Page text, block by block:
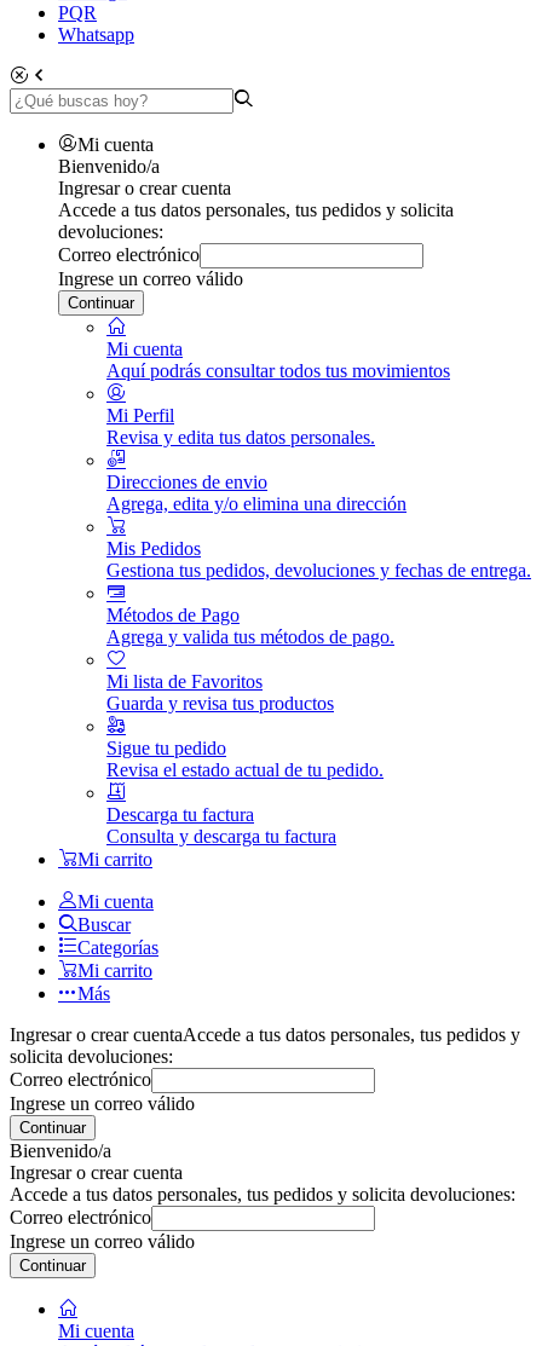
PQR
Whatsapp
Mi cuenta
Bienvenido/a
Ingresar o crear cuenta
Accede a tus datos personales, tus pedidos y solicita
devoluciones:
Correo electrónico
Ingrese un correo válido
Continuar
Mi cuenta
Aquí podrás consultar todos tus movimientos
Mi Perfil
Revisa y edita tus datos personales.
Direcciones de envio
Agrega, edita y/o elimina una dirección
Mis Pedidos
Gestiona tus pedidos, devoluciones y fechas de entrega.
Métodos de Pago
Agrega y valida tus métodos de pago.
Mi lista de Favoritos
Guarda y revisa tus productos
Sigue tu pedido
Revisa el estado actual de tu pedido.
Descarga tu factura
Consulta y descarga tu factura
Mi carrito
Mi cuenta
Buscar
Categorías
Mi carrito
Más
Ingresar o crear cuentaAccede a tus datos personales, tus pedidos y
solicita devoluciones:
Correo electrónico
Ingrese un correo válido
Continuar
Bienvenido/a
Ingresar o crear cuenta
Accede a tus datos personales, tus pedidos y solicita devoluciones:
Correo electrónico
Ingrese un correo válido
Continuar
Mi cuenta